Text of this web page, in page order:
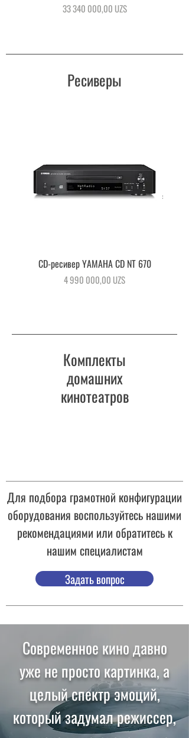
Цена
33 340 000,00 UZS
Ресиверы
CD-ресивер YAMAHA CD NT 670
Цена
4 990 000,00 UZS
Комплекты
домашних
кинотеатров
Для подбора грамотной конфигурации
оборудования воспользуйтесь нашими
рекомендациями или обратитесь к
нашим специалистам
Задать вопрос
Современное кино давно
уже не просто картинка, а
целый спектр эмоций,
который задумал режиссер,